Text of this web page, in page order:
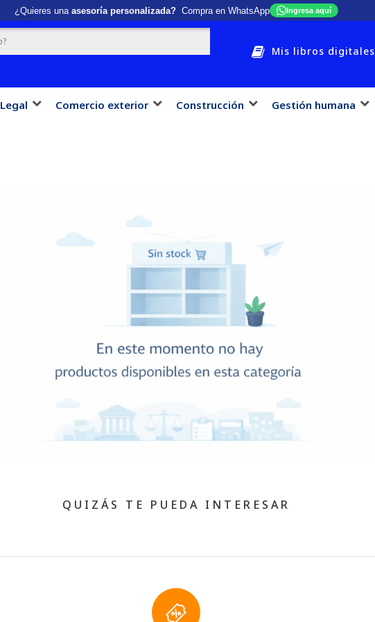
¿Quieres una asesoría personalizada?Compra en WhatsApp Ingresa aquí
Mis libros digitales
Legal Comercio exterior Construcción Gestión humana
QUIZÁS TE PUEDA INTERESAR